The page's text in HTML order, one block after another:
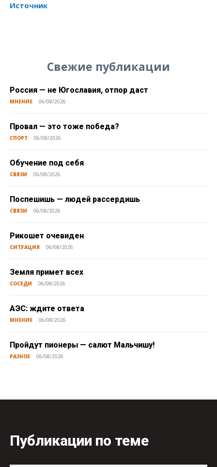
Источник
Свежие публикации
Россия — не Югославия, отпор даст
МНЕНИЕ 06/08/2026
Провал — это тоже победа?
СПОРТ 06/08/2026
Обучение под себя
СВЯЗИ 06/08/2026
Поспешишь — людей рассердишь
СВЯЗИ 06/08/2026
Рикошет очевиден
СИТУАЦИЯ 06/08/2026
Земля примет всех
СОСЕДИ 06/08/2026
АЭС: ждите ответа
МНЕНИЕ 06/08/2026
Пройдут пионеры — салют Мальчишу!
РАЗНОЕ 06/08/2026
Публикации по теме